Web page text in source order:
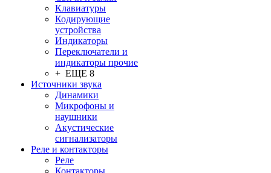
Клавиатуры
Кодирующие
устройства
Индикаторы
Переключатели и
индикаторы прочие
+ ЕЩЕ 8
Источники звука
Динамики
Микрофоны и
наушники
Акустические
сигнализаторы
Реле и контакторы
Реле
Контакторы